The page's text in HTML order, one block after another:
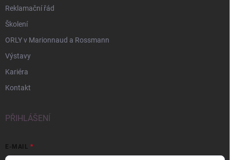
Reklamační řád
Školení
ORLY v Marionnaud a Rossmann
Výstavy
Kariéra
Kontakt
PŘIHLÁŠENÍ
E-MAIL